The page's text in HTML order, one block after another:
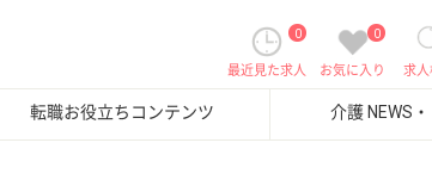
求
0
お気に入り
0
最近見た求人
転職お役立ちコンテンツ 介護 NEWS